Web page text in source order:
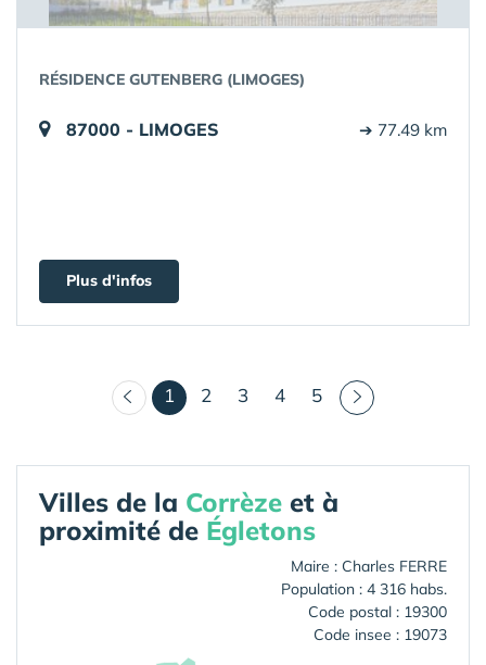
RÉSIDENCE GUTENBERG (LIMOGES)
87000 - LIMOGES ➔ 77.49 km
Plus d'infos
1 (courant)
2 3 4 5
Villes de la Corrèze et à
proximité de Égletons
Maire : Charles FERRE
Population : 4 316 habs.
Code postal : 19300
Code insee : 19073